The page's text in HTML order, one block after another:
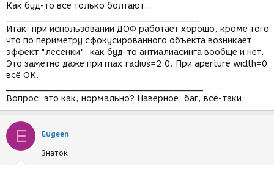
Как буд-то все только болтают...
Итак: при использовании ДОФ работает хорошо, кроме того
что по периметру сфокусированного объекта возникает
эффект "лесенки", как буд-то антиалиасинга вообще и нет.
Это заметно даже при max.radius=2.0. При aperture width=0
всё ОК.
Вопрос: это как, нормально? Наверное, баг, всё-таки.
E Eugeen
Знаток